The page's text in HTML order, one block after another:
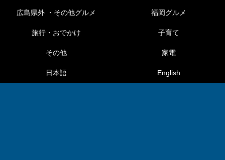
広島県外 ・その他グルメ 福岡グルメ
旅行・おでかけ 子育て
その他 家電
日本語 English